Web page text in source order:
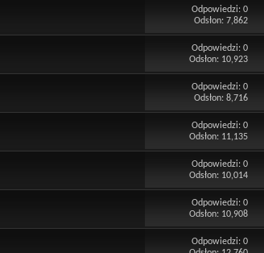
Odpowiedzi:0
Odsłon: 7,862
Odpowiedzi:0
Odsłon: 10,923
Odpowiedzi:0
Odsłon: 8,716
Odpowiedzi:0
Odsłon: 11,135
Odpowiedzi:0
Odsłon: 10,014
Odpowiedzi:0
Odsłon: 10,908
Odpowiedzi:0